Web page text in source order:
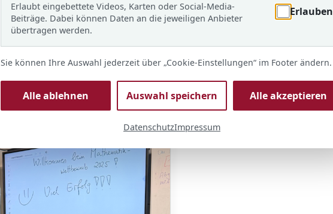
Erlaubt eingebettete Videos, Karten oder Social-Media-
Beiträge. Dabei können Daten an die jeweiligen Anbieter
übertragen werden.
Erlauben
Sie können Ihre Auswahl jederzeit über „Cookie-Einstellungen“ im Footer ändern.
Alle ablehnen Auswahl speichern Alle akzeptieren
DatenschutzImpressum